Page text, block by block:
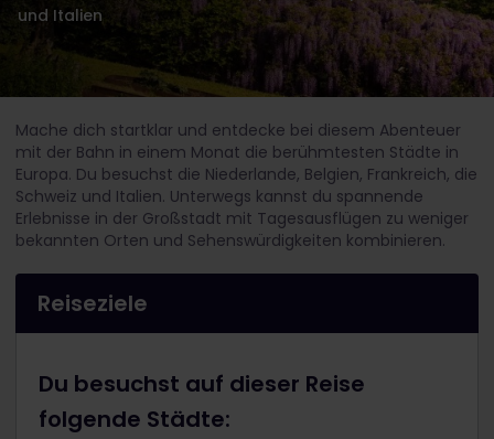
und Italien
Mache dich startklar und entdecke bei diesem Abenteuer
mit der Bahn in einem Monat die berühmtesten Städte in
Europa. Du besuchst die Niederlande, Belgien, Frankreich, die
Schweiz und Italien. Unterwegs kannst du spannende
Erlebnisse in der Großstadt mit Tagesausflügen zu weniger
bekannten Orten und Sehenswürdigkeiten kombinieren.
Reiseziele
Du besuchst auf dieser Reise
folgende Städte: